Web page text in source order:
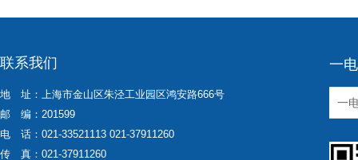
联系我们
地 址：上海市金山区朱泾工业园区鸿安路666号
邮 编：201599
电 话：021-33521113 021-37911260
传 真：021-37911260
一